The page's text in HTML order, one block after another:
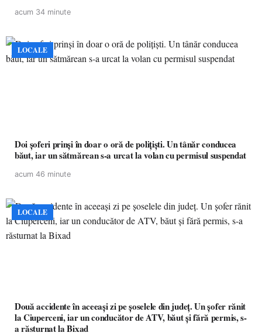
acum 34 minute
LOCALE
Doi șoferi prinși în doar o oră de polițiști. Un tânăr conducea
băut, iar un sătmărean s-a urcat la volan cu permisul suspendat
acum 46 minute
LOCALE
Două accidente în aceeași zi pe șoselele din județ. Un șofer rănit
la Ciuperceni, iar un conducător de ATV, băut și fără permis, s-
a răsturnat la Bixad